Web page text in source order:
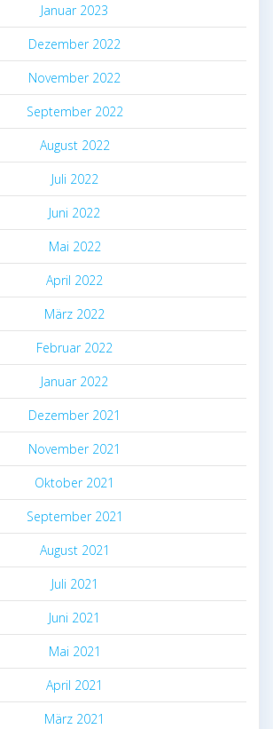
Januar 2023
Dezember 2022
November 2022
September 2022
August 2022
Juli 2022
Juni 2022
Mai 2022
April 2022
März 2022
Februar 2022
Januar 2022
Dezember 2021
November 2021
Oktober 2021
September 2021
August 2021
Juli 2021
Juni 2021
Mai 2021
April 2021
März 2021